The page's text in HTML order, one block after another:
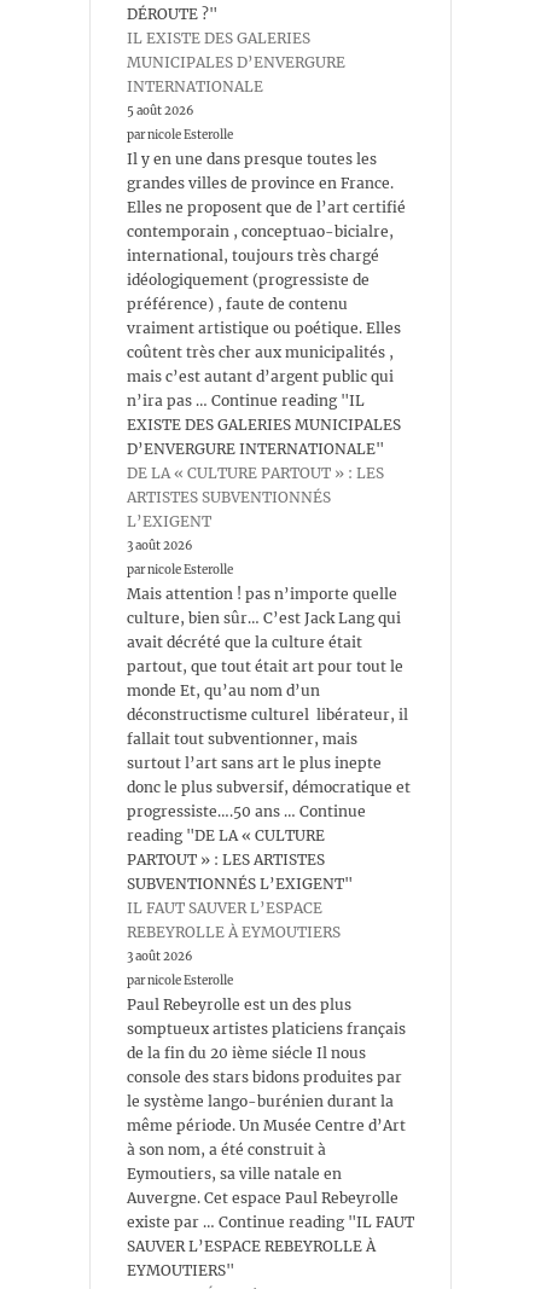
DÉROUTE ?"
IL EXISTE DES GALERIES
MUNICIPALES D’ENVERGURE
INTERNATIONALE
5 août 2026
par nicole Esterolle
Il y en une dans presque toutes les
grandes villes de province en France.
Elles ne proposent que de l’art certifié
contemporain , conceptuao-bicialre,
international, toujours très chargé
idéologiquement (progressiste de
préférence) , faute de contenu
vraiment artistique ou poétique. Elles
coûtent très cher aux municipalités ,
mais c’est autant d’argent public qui
n’ira pas … Continue reading "IL
EXISTE DES GALERIES MUNICIPALES
D’ENVERGURE INTERNATIONALE"
DE LA « CULTURE PARTOUT » : LES
ARTISTES SUBVENTIONNÉS
L’EXIGENT
3 août 2026
par nicole Esterolle
Mais attention ! pas n’importe quelle
culture, bien sûr… C’est Jack Lang qui
avait décrété que la culture était
partout, que tout était art pour tout le
monde Et, qu’au nom d’un
déconstructisme culturel libérateur, il
fallait tout subventionner, mais
surtout l’art sans art le plus inepte
donc le plus subversif, démocratique et
progressiste….50 ans … Continue
reading "DE LA « CULTURE
PARTOUT » : LES ARTISTES
SUBVENTIONNÉS L’EXIGENT"
IL FAUT SAUVER L’ESPACE
REBEYROLLE À EYMOUTIERS
3 août 2026
par nicole Esterolle
Paul Rebeyrolle est un des plus
somptueux artistes platiciens français
de la fin du 20 ième siécle Il nous
console des stars bidons produites par
le système lango-burénien durant la
même période. Un Musée Centre d’Art
à son nom, a été construit à
Eymoutiers, sa ville natale en
Auvergne. Cet espace Paul Rebeyrolle
existe par … Continue reading "IL FAUT
SAUVER L’ESPACE REBEYROLLE À
EYMOUTIERS"